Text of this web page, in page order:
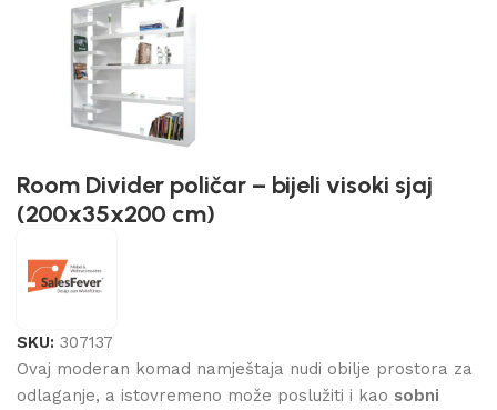
Room Divider poličar – bijeli visoki sjaj
(200x35x200 cm)
SKU: 307137
Ovaj moderan komad namještaja nudi obilje prostora za
odlaganje, a istovremeno može poslužiti i kao sobni